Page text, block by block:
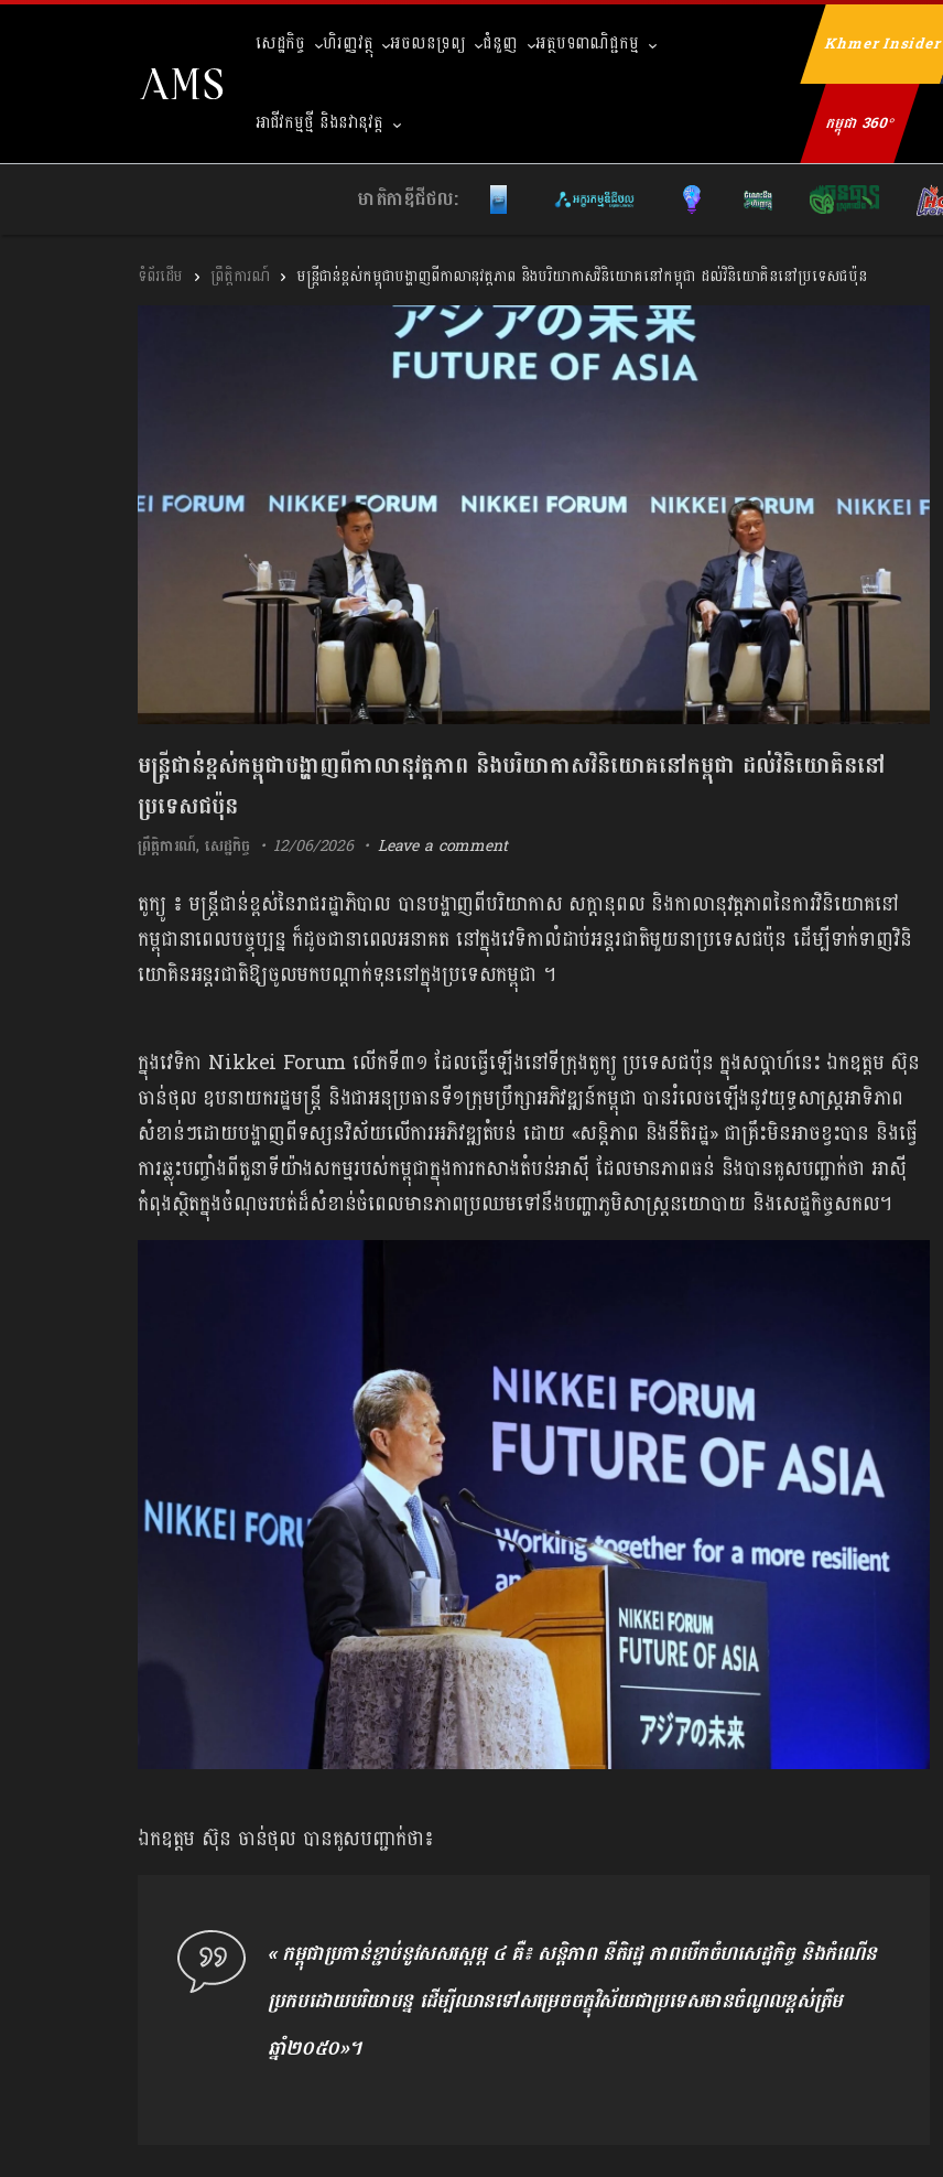
សេដ្ឋកិច្ច ហិរញ្ញវត្ថុ អចលនទ្រព្យ ជំនួញ អត្ថបទពាណិជ្ជកម្ម
អាជីវកម្មថ្មី និងនវានុវត្ត
Khmer Insider
កម្ពុជា 360°
មាតិកាឌីជីថល:
ព្រឹត្តិការណ៍ មន្ត្រីជាន់ខ្ពស់កម្ពុជាបង្ហាញពីកាលានុវត្តភាព និងបរិយាកាសវិនិយោគនៅកម្ពុជា ដល់វិនិយោគិននៅប្រទេសជប៉ុន
មន្ត្រីជាន់ខ្ពស់កម្ពុជាបង្ហាញពីកាលានុវត្តភាព និងបរិយាកាសវិនិយោគនៅកម្ពុជា ដល់វិនិយោគិននៅ
ប្រទេសជប៉ុន
ព្រឹត្តិការណ៍,សេដ្ឋកិច្ច 12/06/2026 Leave a comment
តូក្យូ ៖ មន្ត្រីជាន់ខ្ពស់នៃរាជរដ្ឋាភិបាល បានបង្ហាញពីបរិយាកាស សក្ដានុពល និងកាលានុវត្តភាពនៃការវិនិ​យោគនៅ
កម្ពុជានាពេលបច្ចុប្បន្ន ក៏ដូចជានាពេលអនាគត នៅក្នុងវេទិកាលំដាប់អន្តរជាតិមួយនាប្រទេសជប៉ុន ដើម្បីទាក់ទាញវិនិ
យោគិនអន្តរជាតិឱ្យចូលមកបណ្ដាក់ទុននៅក្នុងប្រទេសកម្ពុជា ។
ក្នុងវេទិកា Nikkei Forum លើកទី៣១ ដែលធ្វើឡើងនៅទីក្រុងតូក្យូ ប្រទេសជប៉ុន ក្នុងសប្ដាហ៍នេះ ឯកឧត្តម ស៊ុន
ចាន់ថុល ឧបនាយករដ្ឋមន្ត្រី និងជាអនុប្រធានទី១ក្រុមប្រឹក្សាអភិវឌ្ឍន៍កម្ពុជា បានរំលេចឡើងនូវយុទ្ធសាស្ត្រអាទិភាព
សំខាន់ៗដោយបង្ហាញពីទស្សនវិស័យលើការអភិវឌ្ឍតំបន់ ដោយ «សន្តិភាព និងនីតិរដ្ឋ» ជាគ្រឹះមិនអាចខ្វះបាន និងធ្វើ
ការឆ្លុះបញ្ចាំងពីតួនាទីយ៉ាងសកម្មរបស់កម្ពុជាក្នុងការកសាងតំបន់អាស៊ី ដែលមានភាពធន់ និងបានគូសបញ្ជាក់ថា អាស៊ី
កំពុងស្ថិតក្នុងចំណុចរបត់ដ៏សំខាន់ចំពេលមានភាពប្រឈមទៅនឹងបញ្ហាភូមិសាស្ត្រនយោបាយ និងសេដ្ឋកិច្ចសកល។
ឯកឧត្តម ស៊ុន ចាន់ថុល បានគូសបញ្ជាក់ថា៖
« កម្ពុជាប្រកាន់ខ្ជាប់នូវសសរស្តម្ភ ៤ គឺ៖ សន្តិភាព នីតិរដ្ឋ ភាពបើកចំហសេដ្ឋកិច្ច និងកំណើន
ប្រកបដោយបរិយាបន្ន ដើម្បីឈានទៅសម្រេចចក្ខុវិស័យជាប្រទេសមានចំណូលខ្ពស់ត្រឹម
ឆ្នាំ២០៥០»។